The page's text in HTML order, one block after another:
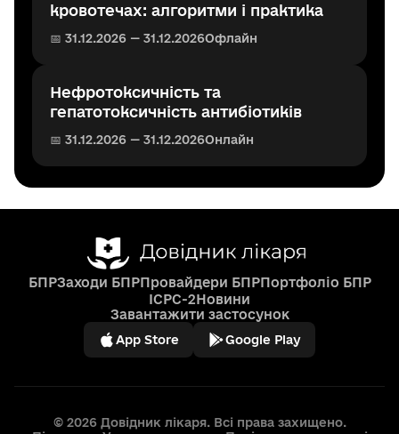
кровотечах: алгоритми і практика
📅 31.12.2026 — 31.12.2026Офлайн
Нефротоксичність та
гепатотоксичність антибіотиків
📅 31.12.2026 — 31.12.2026Онлайн
БПРЗаходи БПРПровайдери БПРПортфоліо БПР
ICPC-2Новини
Завантажити застосунок
App Store Google Play
© 2026 Довідник лікаря. Всі права захищено.